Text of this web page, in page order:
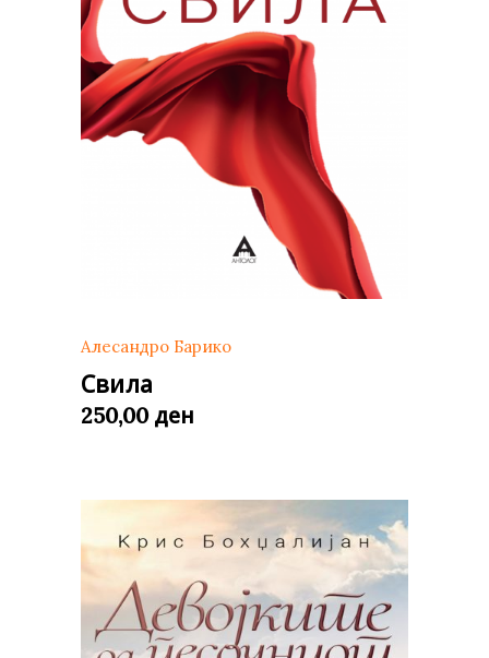
Алесандро Барико
Свила
250,00 ден